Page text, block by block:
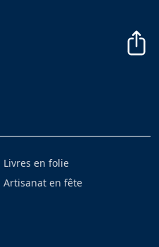
Livres en folie
Artisanat en fête